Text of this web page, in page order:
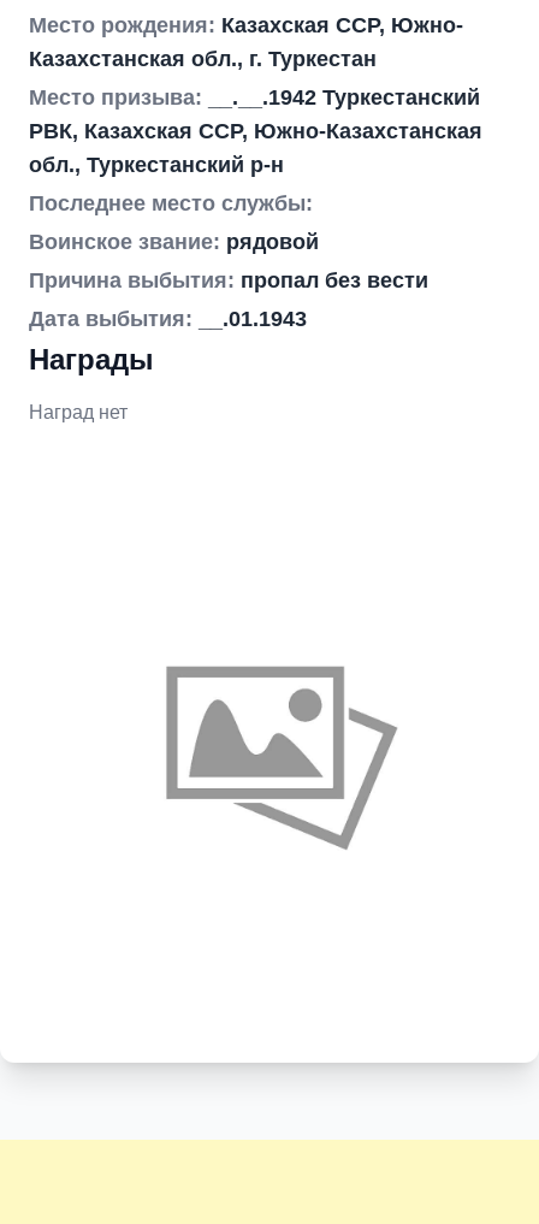
Место рождения: Казахская ССР, Южно-
Казахстанская обл., г. Туркестан
Место призыва:
__.__.1942 Туркестанский
РВК, Казахская ССР, Южно-Казахстанская
обл., Туркестанский р-н
Последнее место службы:
Воинское звание: рядовой
Причина выбытия: пропал без вести
Дата выбытия:
__.01.1943
Награды
Наград нет